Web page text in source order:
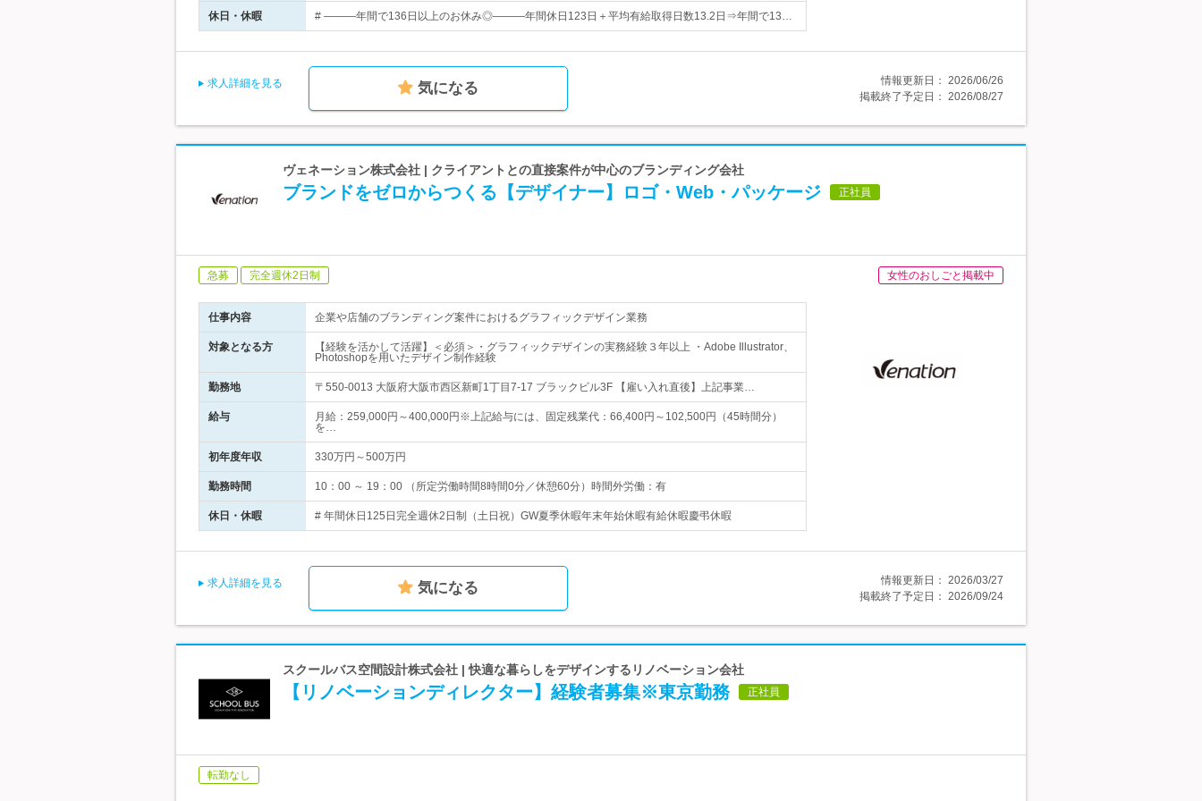
休日・休暇 # ―――年間で136日以上のお休み◎―――年間休日123日＋平均有給取得日数13.2日⇒年間で13…
求人詳細を見る 気になる 情報更新日： 2026/06/26
掲載終了予定日： 2026/08/27
ヴェネーション株式会社 | クライアントとの直接案件が中心のブランディング会社
ブランドをゼロからつくる【デザイナー】ロゴ・Web・パッケージ 正社員
急募 完全週休2日制 女性のおしごと掲載中
仕事内容 企業や店舗のブランディング案件におけるグラフィックデザイン業務
対象となる方
【経験を活かして活躍】＜必須＞・グラフィックデザインの実務経験３年以上 ・Adobe Illustrator、
Photoshopを用いたデザイン制作経験
勤務地 〒550-0013 大阪府大阪市西区新町1丁目7-17 ブラックビル3F 【雇い入れ直後】上記事業…
給与
月給：259,000円～400,000円※上記給与には、固定残業代：66,400円～102,500円（45時間分）
を…
初年度年収 330万円～500万円
勤務時間 10：00 ～ 19：00 （所定労働時間8時間0分／休憩60分）時間外労働：有
休日・休暇 # 年間休日125日完全週休2日制（土日祝）GW夏季休暇年末年始休暇有給休暇慶弔休暇
求人詳細を見る 気になる 情報更新日： 2026/03/27
掲載終了予定日： 2026/09/24
スクールバス空間設計株式会社 | 快適な暮らしをデザインするリノベーション会社
【リノベーションディレクター】経験者募集※東京勤務 正社員
転勤なし